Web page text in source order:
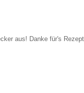
aus! Danke für's